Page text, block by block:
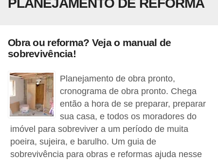
Obra ou reforma? Veja o manual de
sobrevivência!
Planejamento de obra pronto,
cronograma de obra pronto. Chega
então a hora de se preparar, preparar
sua casa, e todos os moradores do
imóvel para sobreviver a um período de muita
poeira, sujeira, e barulho. Um guia de
sobrevivência para obras e reformas ajuda nesse
i
t
r
a
C
o
m
p